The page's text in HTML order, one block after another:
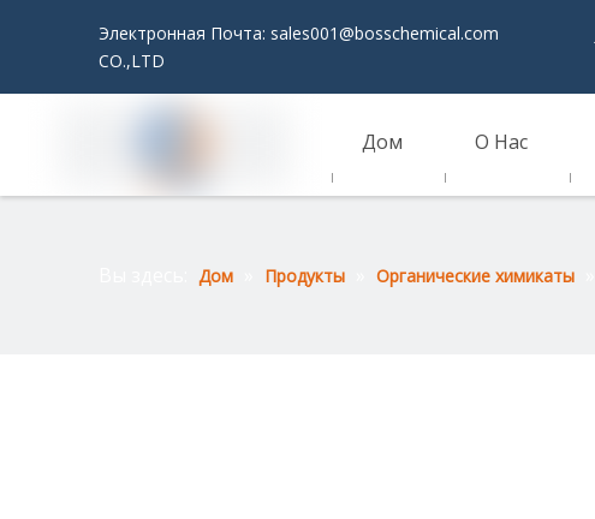
Электронная Почта: sales001@bosschemical.com JINAN
CO.,LTD
Дом О Нас
Дом Продукты Органические химикаты